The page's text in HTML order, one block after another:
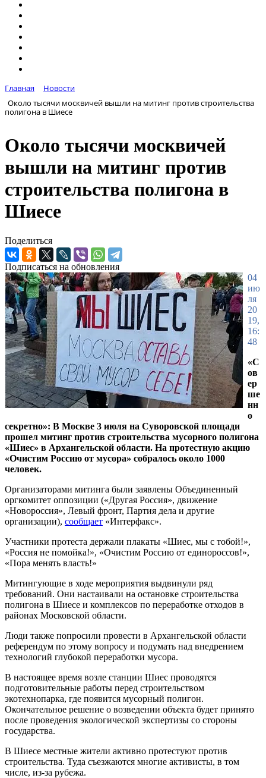
Главная
Новости
Около тысячи москвичей вышли на митинг против строительства
полигона в Шиесе
Около тысячи москвичей
вышли на митинг против
строительства полигона в
Шиесе
Поделиться
Подписаться на обновления
04
ию
ля
20
19,
16:
48
«С
ов
ер
ше
нн
о
секретно»: В Москве 3 июля на Суворовской площади
прошел митинг против строительства мусорного полигона
«Шиес» в Архангельской области. На протестную акцию
«Очистим Россию от мусора» собралось около 1000
человек.
Организаторами митинга были заявлены Объединенный
оргкомитет оппозиции («Другая Россия», движение
«Новороссия», Левый фронт, Партия дела и другие
организации), сообщает «Интерфакс».
Участники протеста держали плакаты «Шиес, мы с тобой!»,
«Россия не помойка!», «Очистим Россию от единороссов!»,
«Пора менять власть!»
Митингующие в ходе мероприятия выдвинули ряд
требований. Они настаивали на остановке строительства
полигона в Шиесе и комплексов по переработке отходов в
районах Московской области.
Люди также попросили провести в Архангельской области
референдум по этому вопросу и подумать над внедрением
технологий глубокой переработки мусора.
В настоящее время возле станции Шиес проводятся
подготовительные работы перед строительством
экотехнопарка, где появится мусорный полигон.
Окончательное решение о возведении объекта будет принято
после проведения экологической экспертизы со стороны
государства.
В Шиесе местные жители активно протестуют против
строительства. Туда съезжаются многие активисты, в том
числе, из-за рубежа.